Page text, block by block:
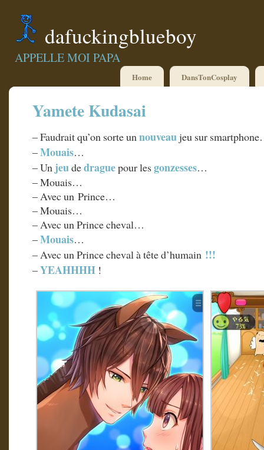
dafuckingblueboy
APPELLE MOI PAPA
Home DansTonCosplay
Yamete Kudasai
– Faudrait qu’on sorte unnouveaujeu sur
–Mouais…
– Un jeudedraguepour lesgonzesses…
– Mouais…
– Avec un Prince…
– Mouais…
– Avec un Prince cheval…
–Mouais…
– Avec un Prince cheval à tête d’humain !!!
–YEAHHHH !